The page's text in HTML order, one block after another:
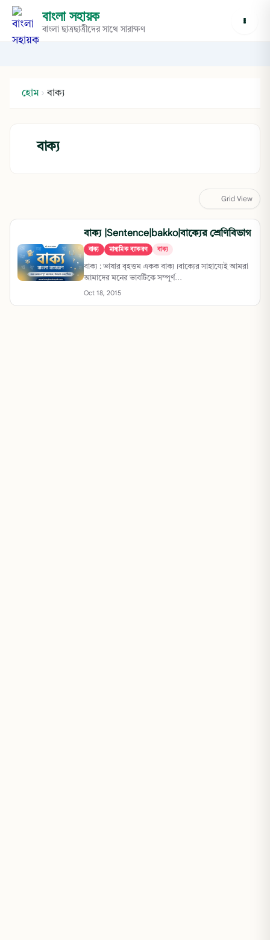
বাংলা সহায়ক
বাংলা ছাত্রছাত্রীদের সাথে সারাক্ষণ
হোম › বাক্য
বাক্য
Grid View
বাক্য |Sentence|bakko|বাক্যের শ্রেণিবিভাগ
বাক্য মাধ্যমিক ব্যাকরণ বাক্য
বাক্য : ভাষার বৃহত্তম একক বাক্য।বাক্যের সাহায্যেই আমরা
আমাদের মনের ভাবটিকে সম্পূর্ণ...
Oct 18, 2015